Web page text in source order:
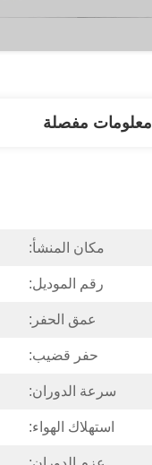
معلومات مفصلة
مكان المنشأ:
رقم الموديل:
عمق الحفر:
حفر قضيب:
سرعة الدوران:
استهلاك الهواء: